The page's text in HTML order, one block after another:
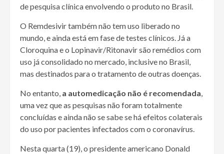
de pesquisa clínica envolvendo o produto no Brasil.
O Remdesivir também não tem uso liberado no
mundo, e ainda está em fase de testes clínicos. Já a
Cloroquina e o Lopinavir/Ritonavir são remédios com
uso já consolidado no mercado, inclusive no Brasil,
mas destinados para o tratamento de outras doenças.
No entanto, a automedicação não é recomendada,
uma vez que as pesquisas não foram totalmente
concluídas e ainda não se sabe se há efeitos colaterais
do uso por pacientes infectados com o coronavírus.
Nesta quarta (19), o presidente americano Donald